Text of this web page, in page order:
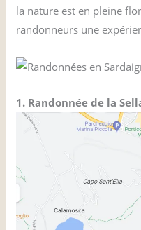
la nature est en pleine
randonneurs une
1. Randonnée de la